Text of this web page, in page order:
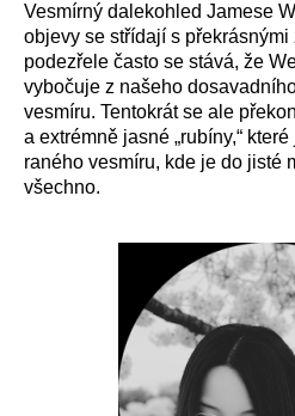
Vesmírný dalekohled Jamese
objevy se střídají s překrásnými
podezřele často se stává, že
vybočuje z našeho
vesmíru. Tentokrát se ale
a extrémně jasné „rubíny,“
raného vesmíru, kde je do jisté
všechno.